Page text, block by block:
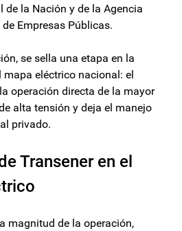
de la Nación y de la Agencia
Empresas Públicas.
se sella una etapa en la
eléctrico nacional: el
operación directa de la mayor
alta tensión y deja el manejo
privado.
Transener en el
magnitud de la operación,